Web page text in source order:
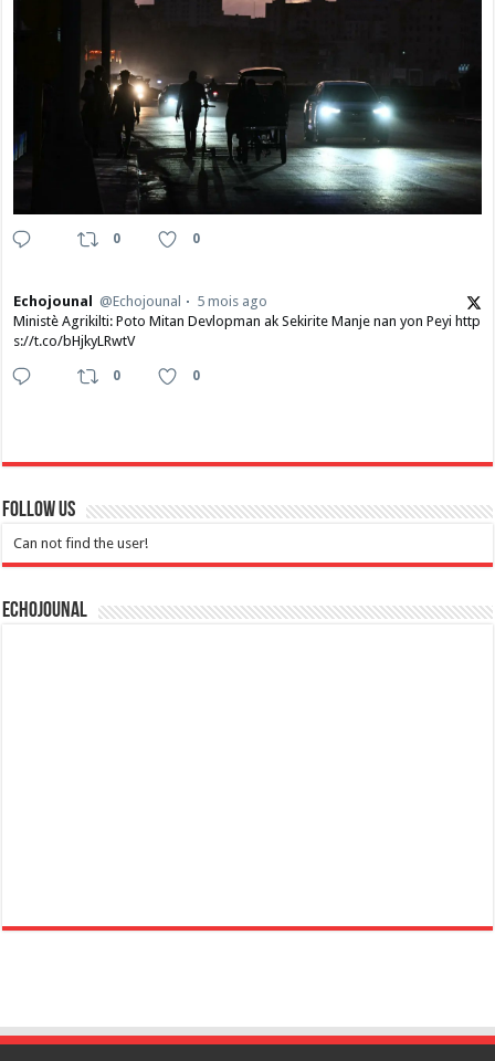
0 0
Echojounal @Echojounal
5 mois ago
Ministè Agrikilti: Poto Mitan Devlopman ak Sekirite Manje nan yon Peyi http
s://t.co/bHjkyLRwtV
0 0
Follow Us
Can not find the user!
Echojounal